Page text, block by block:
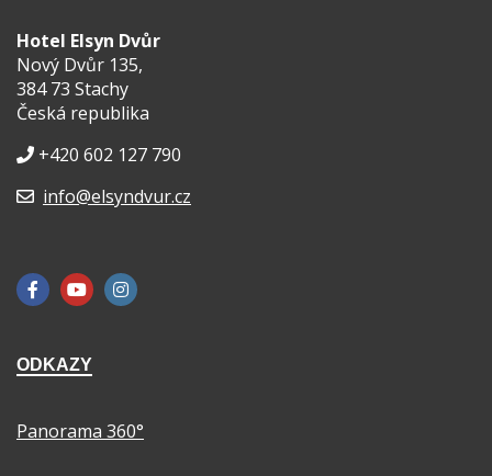
Hotel Elsyn Dvůr
Nový Dvůr 135,
384 73 Stachy
Česká republika
+420 602 127 790
info@elsyndvur.cz
ODKAZY
Panorama 360°